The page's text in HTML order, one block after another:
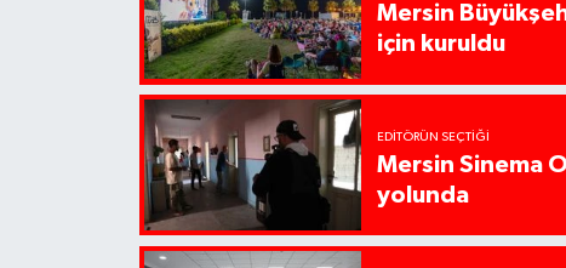
Mersin
için kuruldu
EDITÖRÜN SEÇTIĞI
Mersin Sinema
yolunda